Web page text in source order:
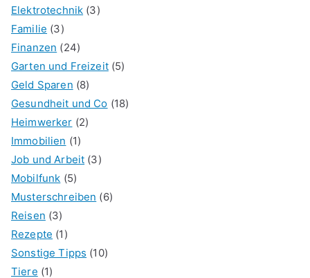
Elektrotechnik (3)
Familie (3)
Finanzen (24)
Garten und Freizeit(5)
Geld Sparen (8)
Gesundheit und Co (18)
Heimwerker (2)
Immobilien (1)
Job und Arbeit (3)
Mobilfunk (5)
Musterschreiben (6)
Reisen (3)
Rezepte (1)
Sonstige Tipps (10)
Tiere (1)